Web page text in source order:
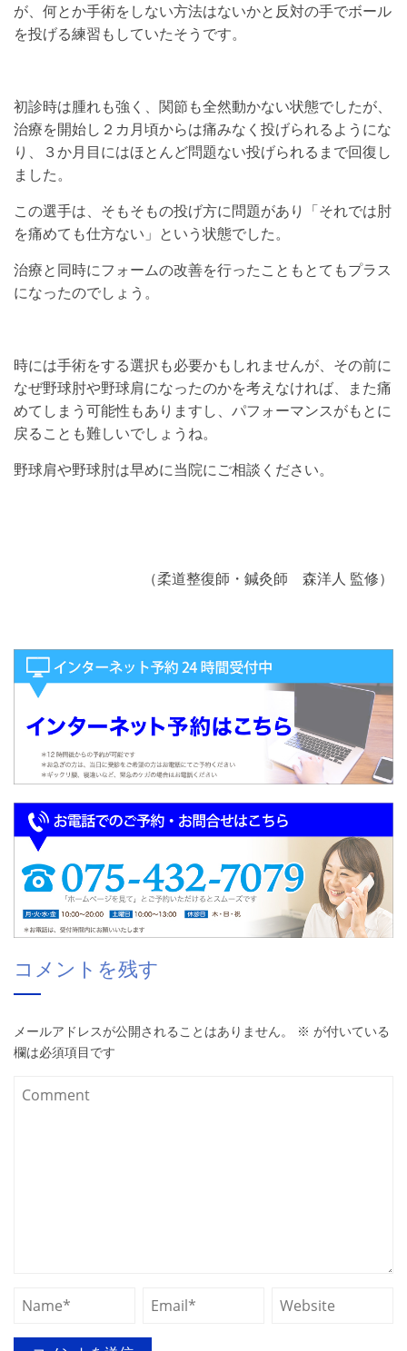
が、何とか手術をしない方法はないかと反対の手でボール
を投げる練習もしていたそうです。
初診時は腫れも強く、関節も全然動かない状態でしたが、
治療を開始し２カ月頃からは痛みなく投げられるようにな
り、３か月目にはほとんど問題ない投げられるまで回復し
ました。
この選手は、そもそもの投げ方に問題があり「それでは肘
を痛めても仕方ない」という状態でした。
治療と同時にフォームの改善を行ったこともとてもプラス
になったのでしょう。
時には手術をする選択も必要かもしれませんが、その前に
なぜ野球肘や野球肩になったのかを考えなければ、また痛
めてしまう可能性もありますし、パフォーマンスがもとに
戻ることも難しいでしょうね。
野球肩や野球肘は早めに当院にご相談ください。
（柔道整復師・鍼灸師 森洋人 監修）
コメントを残す
メールアドレスが公開されることはありません。 ※ が付いている
欄は必須項目です